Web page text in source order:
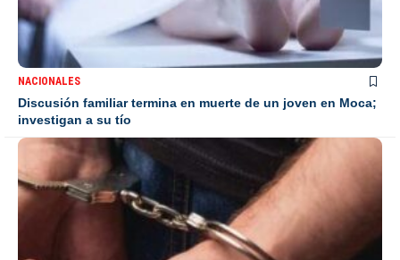
NACIONALES
Discusión familiar termina en muerte de un joven en Moca;
investigan a su tío